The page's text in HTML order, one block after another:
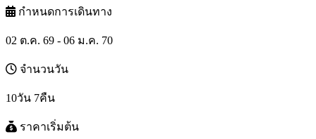
กำหนดการเดินทาง
02 ต.ค. 69 - 06 ม.ค. 70
จำนวนวัน
10วัน 7คืน
ราคาเริ่มต้น